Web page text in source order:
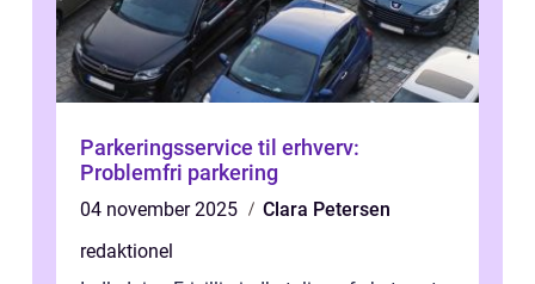
Parkeringsservice til erhverv:
Problemfri parkering
04 november 2025
Clara Petersen
redaktionel